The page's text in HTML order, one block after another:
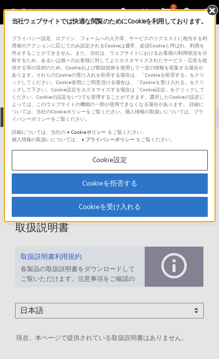
0
総合サポート・お問い合わせ プロフェッショナル／業務用
SFC-100
全て ダウンロード 取扱説明書 Q&A
ダウンロード
現在、本ページで提供されているアップデート情報はありませ
取扱説明書
取扱説明書利用規約
各製品の取扱説明書をダウンロードして
ご覧いただけます。注意事項をご確認の
現在、本ページで提供されている取扱説明書はありません。
当社ウェブサイトでは快適な閲覧のためにCookieを利用しております。
プライバシー設定、ログイン、フォームへの入力等、サービスのリクエストに相当する利
用者のアクションに応じてのみ設定されるCookieは通常、必須Cookieと呼ばれ、利用を
停止することができません。また、当社は、ウェブサイトにおけるお客様の利用状況を分
析するため、あるいは個々のお客様に対してよりカスタマイズされたサービス・広告を提
供する等の目的のため、Cookieおよび類似技術を使用して一定の情報を収集する場合が
あります。それらのCookieの受け入れを拒否する場合は、「Cookieを拒否する」をクリ
ックしてください。Cookie使用にご同意頂ける場合は、「Cookieを受け入れる」をクリ
ックして下さい。Cookie設定をカスタマイズする場合は「Cookie設定」をクリックして
ください。Cookieの設定をいつでも管理することができます。選択したCookieの設定に
よっては、このウェブサイトの機能の一部が使用できなくなる場合があります。 詳細に
ついては、当社のCookieポリシーをご覧ください。個人情報の取扱いについては、プラ
イバシーポリシーをご覧ください。
詳細については、当社の
Cookieポリシー をご覧ください。
個人情報の取扱いについては、
プライバシーポリシー をご覧ください。
Cookie設定
Cookieを拒否する
Cookieを受け入れる